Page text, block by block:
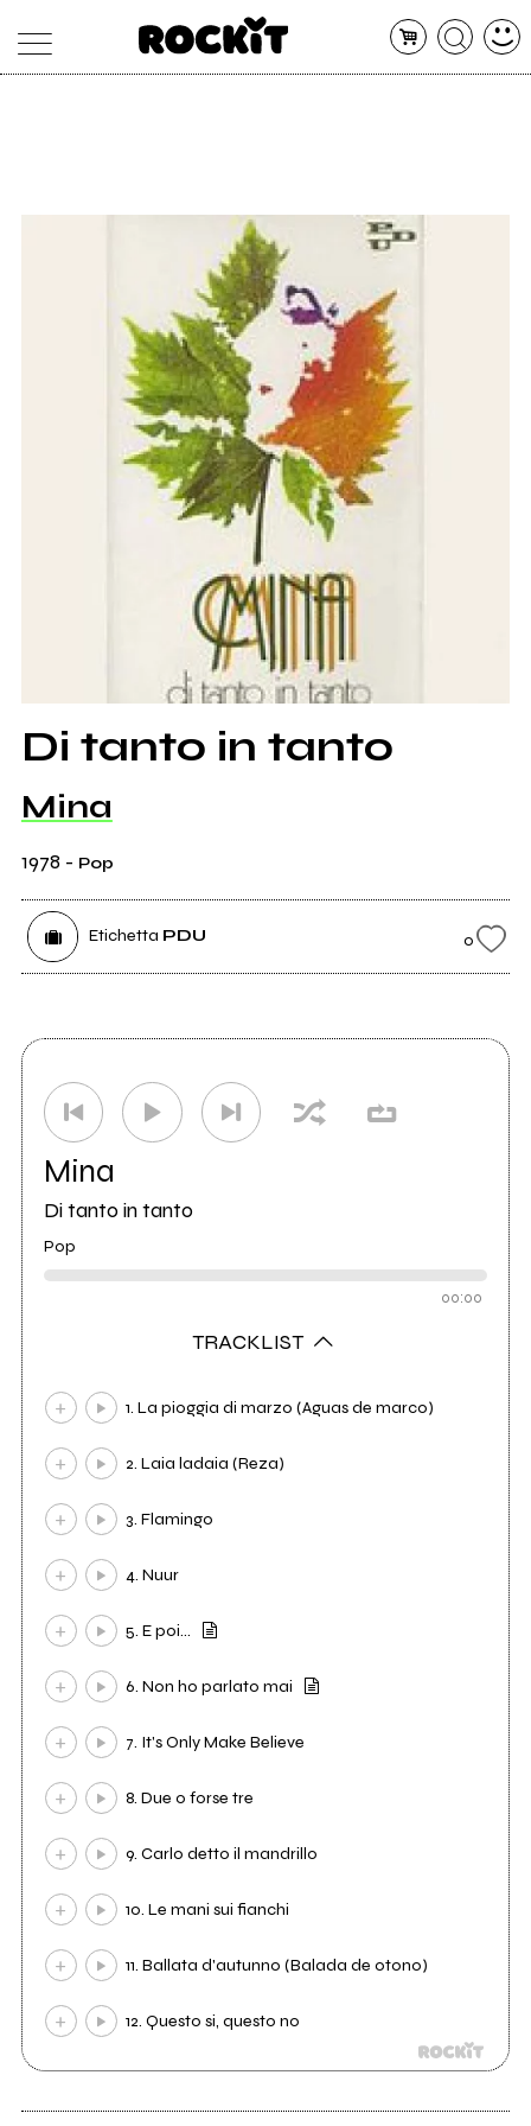
ARTISTI
CONCERTI
Di tanto in tanto
Mina
1978 - Pop
Etichetta PDU 0
Mina
Di tanto in tanto
Pop
00:00
TRACKLIST
1. La pioggia di marzo (Aguas de marco)
2. Laia ladaia (Reza)
3. Flamingo
4. Nuur
5. E poi...
6. Non ho parlato mai
7. It's Only Make Believe
8. Due o forse tre
9. Carlo detto il mandrillo
10. Le mani sui fianchi
11. Ballata d'autunno (Balada de otono)
12. Questo si, questo no